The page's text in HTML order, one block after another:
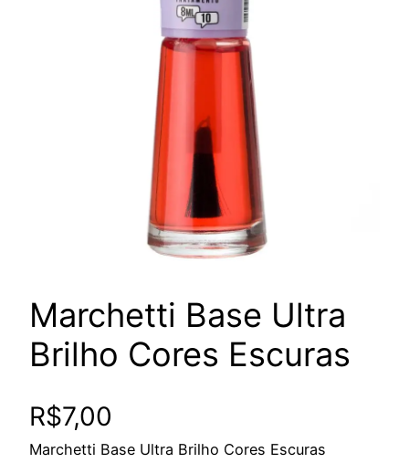
Marchetti Base Ultra
Brilho Cores Escuras
R$7,00
Marchetti Base Ultra Brilho Cores Escuras